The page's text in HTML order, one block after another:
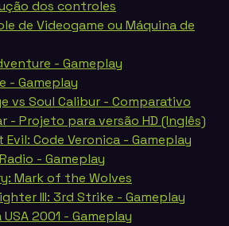
dos controles
de Videogame ou Máquina de
- Gameplay
- Gameplay
vs Soul Calibur - Comparativo
- Projeto para versão HD (Inglês)
Evil: Code Veronica - Gameplay
- Gameplay
Mark of the Wolves
III: 3rd Strike - Gameplay
USA 2001 - Gameplay